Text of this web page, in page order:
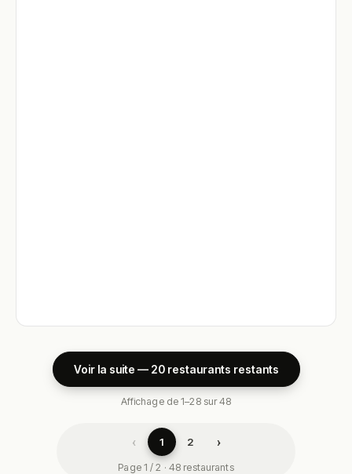
Voir la suite — 20 restaurants restants
Affichage de 1–28 sur 48
‹ 1 2 ›
Page 1 / 2 · 48 restaurants